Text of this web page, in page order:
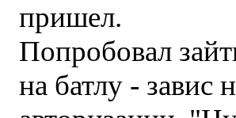
пришел.
Попробовал
на батлу - завис